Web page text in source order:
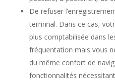
De refuser
terminal. Dans ce cas,
plus comptabilisée dans
fréquentation mais vous
du même confort de
fonctionnalités